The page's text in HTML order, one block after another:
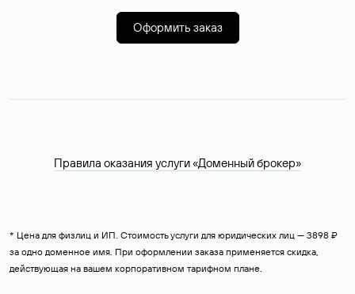
Оформить заказ
Правила оказания услуги «Доменный брокер»
* Цена для физлиц и ИП. Стоимость услуги для юридических лиц — 3898 ₽
за одно доменное имя. При оформлении заказа применяется скидка,
действующая на вашем корпоративном тарифном плане.